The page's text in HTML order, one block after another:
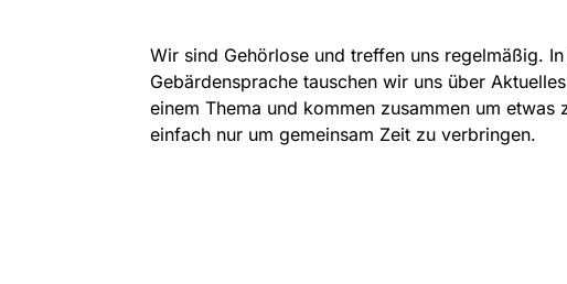
Wir sind Gehörlose und treffen uns regelmäßig.
Gebärdensprache tauschen wir uns über
einem Thema und kommen zusammen um etwas
einfach nur um gemeinsam Zeit zu verbringen.